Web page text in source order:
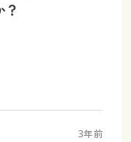
？
3年前